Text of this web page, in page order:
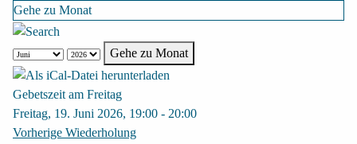
Gehe zu Monat
Gehe zu Monat
Gebetszeit am Freitag
Freitag, 19. Juni 2026, 19:00 - 20:00
Vorherige Wiederholung